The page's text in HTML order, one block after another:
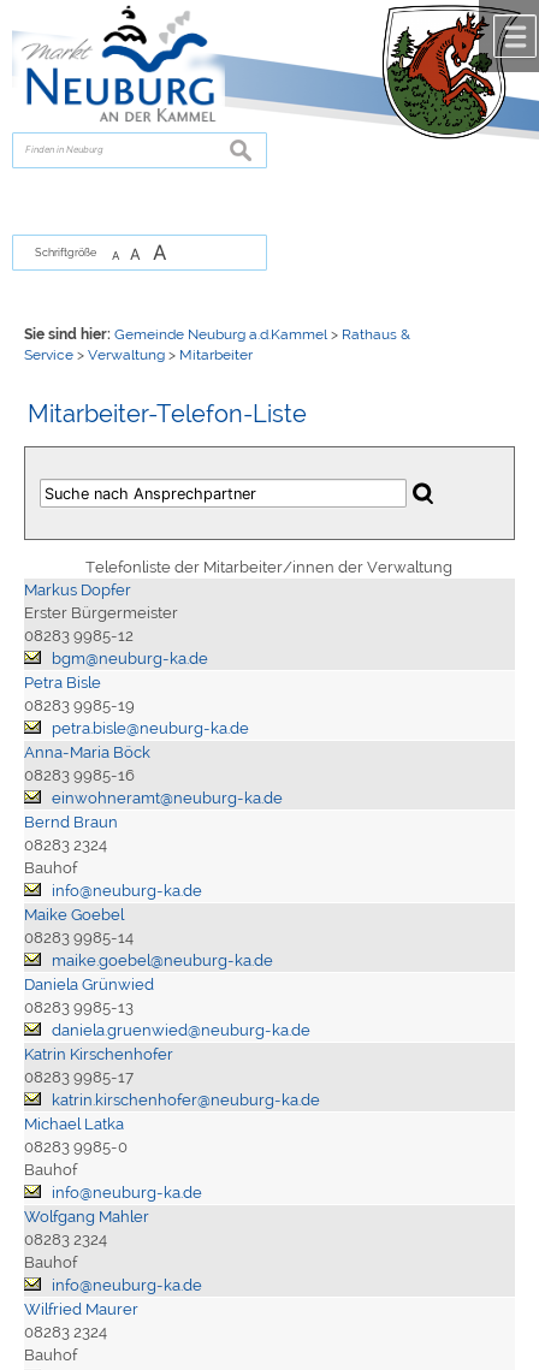
zur Navigationoder
springen.
suchen
Schriftgröße A A A
Sie sind hier: Gemeinde Neuburg a.d.Kammel > Rathaus &
Service> Verwaltung> Mitarbeiter
Mitarbeiter-Telefon-Liste
Telefonliste der Mitarbeiter/innen der Verwaltung
Markus Dopfer
Erster Bürgermeister
08283 9985-12
bgm@neuburg-ka.de
Petra Bisle
08283 9985-19
petra.bisle@neuburg-ka.de
Anna-Maria Böck
08283 9985-16
einwohneramt@neuburg-ka.de
Bernd Braun
08283 2324
Bauhof
info@neuburg-ka.de
Maike Goebel
08283 9985-14
maike.goebel@neuburg-ka.de
Daniela Grünwied
08283 9985-13
daniela.gruenwied@neuburg-ka.de
Katrin Kirschenhofer
08283 9985-17
katrin.kirschenhofer@neuburg-ka.de
Michael Latka
08283 9985-0
Bauhof
info@neuburg-ka.de
Wolfgang Mahler
08283 2324
Bauhof
info@neuburg-ka.de
Wilfried Maurer
08283 2324
Bauhof